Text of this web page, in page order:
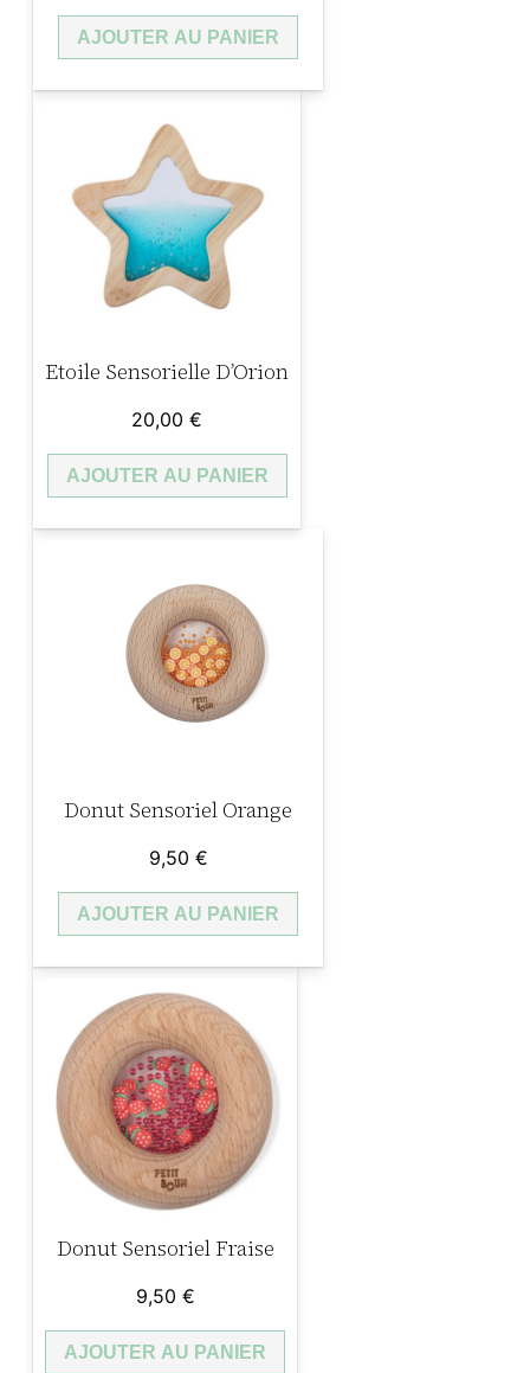
AJOUTER AU PANIER
Etoile Sensorielle D’Orion
20,00 €
AJOUTER AU PANIER
Donut Sensoriel Orange
9,50 €
AJOUTER AU PANIER
Donut Sensoriel Fraise
9,50 €
AJOUTER AU PANIER